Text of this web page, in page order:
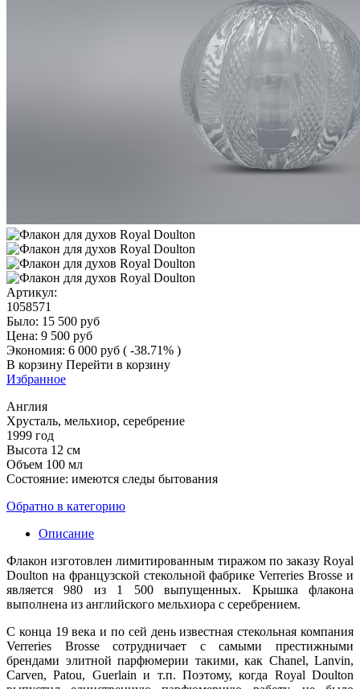
Артикул:
1058571
Было: 15 500 руб
Цена: 9 500 руб
Экономия: 6 000 руб ( -38.71% )
В корзину Перейти в корзину
Избранное
Англия
Хрусталь, мельхиор, серебрение
1999 год
Высота 12 см
Объем 100 мл
Состояние: имеются следы бытования
Обратно в категорию
Описание
Флакон изготовлен лимитированным тиражом по заказу Royal
Doulton на французской стекольной фабрике Verreries Brosse и
является 980 из 1 500 выпущенных. Крышка флакона
выполнена из английского мельхиора с серебрением.
С конца 19 века и по сей день известная стекольная компания
Verreries Brosse сотрудничает с самыми престижными
брендами элитной парфюмерии такими, как Chanel, Lanvin,
Carven, Patou, Guerlain и т.п. Поэтому, когда Royal Doulton